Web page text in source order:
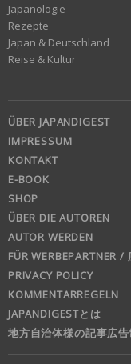
Japanologie
Rezepte
Japan & Deutschland
Reise & Kultur
ÜBER JAPANDIGEST
IMPRESSUM
KONTAKT
E-BOOK
SHOP
ÜBER DIE AUTOREN
AUTOR WERDEN
FÜR WERBEPARTNER
PRIVACY POLICY
KOMMENTARREGELN
JAPANDIGESTとは
地方自治体様の記事広